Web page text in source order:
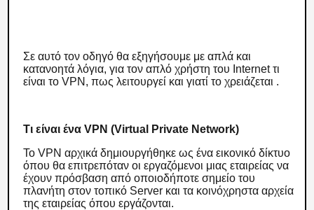
Σε αυτό τον οδηγό θα εξηγήσουμε με απλά και
κατανοητά λόγια, για τον απλό χρήστη του Internet τι
είναι το VPN, πως λειτουργεί και γιατί το χρειάζεται .
Τι είναι ένα VPN (Virtual Private Network)
Το VPN αρχικά δημιουργήθηκε ως ένα εικονικό δίκτυο
όπου θα επιτρεπόταν οι εργαζόμενοι μιας εταιρείας να
έχουν πρόσβαση από οποιοδήποτε σημείο του
πλανήτη στον τοπικό Server και τα κοινόχρηστα αρχεία
της εταιρείας όπου εργάζονται.